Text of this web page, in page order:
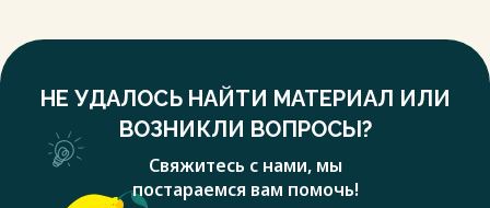
НЕ УДАЛОСЬ НАЙТИ МАТЕРИАЛ ИЛИ
ВОЗНИКЛИ ВОПРОСЫ?
Свяжитесь с нами, мы
постараемся вам помочь!